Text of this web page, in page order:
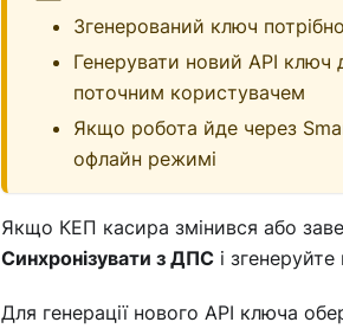
Згенерований ключ
Генерувати новий API ключ
поточним користувачем
Якщо робота йде через
офлайн режимі
Якщо КЕП касира змінився або
Синхронізувати з ДПС і
Для генерації нового API ключа